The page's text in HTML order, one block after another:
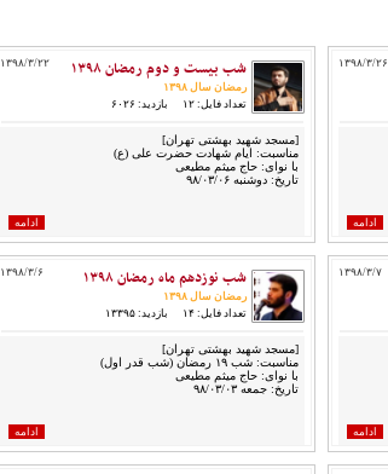
۱۳۹۸/۳/۲۶
ادامه
۱۳۹۸/۳/۲۲ شب بیست و دوم رمضان ۱۳۹۸
رمضان سال ۱۳۹۸
تعداد فایل: ۱۲
بازدید: ۶۰۲۶
[مسجد شهید بهشتی تهران]
مناسبت: ایام شهادت حضرت علی (ع)
با نوای: حاج میثم مطیعی
تاریخ: دوشنبه ۹۸/۰۳/۰۶
ادامه
۱۳۹۸/۳/۷
ادامه
۱۳۹۸/۳/۶ شب نوزدهم ماه رمضان ۱۳۹۸
رمضان سال ۱۳۹۸
تعداد فایل: ۱۴
بازدید: ۱۳۳۹۵
[مسجد شهید بهشتی تهران]
مناسبت: شب ۱۹ رمضان (شب قدر اول)
با نوای: حاج میثم مطیعی
تاریخ: جمعه ۹۸/۰۳/۰۳
ادامه